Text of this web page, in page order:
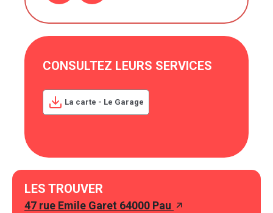
CONSULTEZ LEURS SERVICES
La carte - Le Garage
LES TROUVER
47 rue Emile Garet 64000 Pau